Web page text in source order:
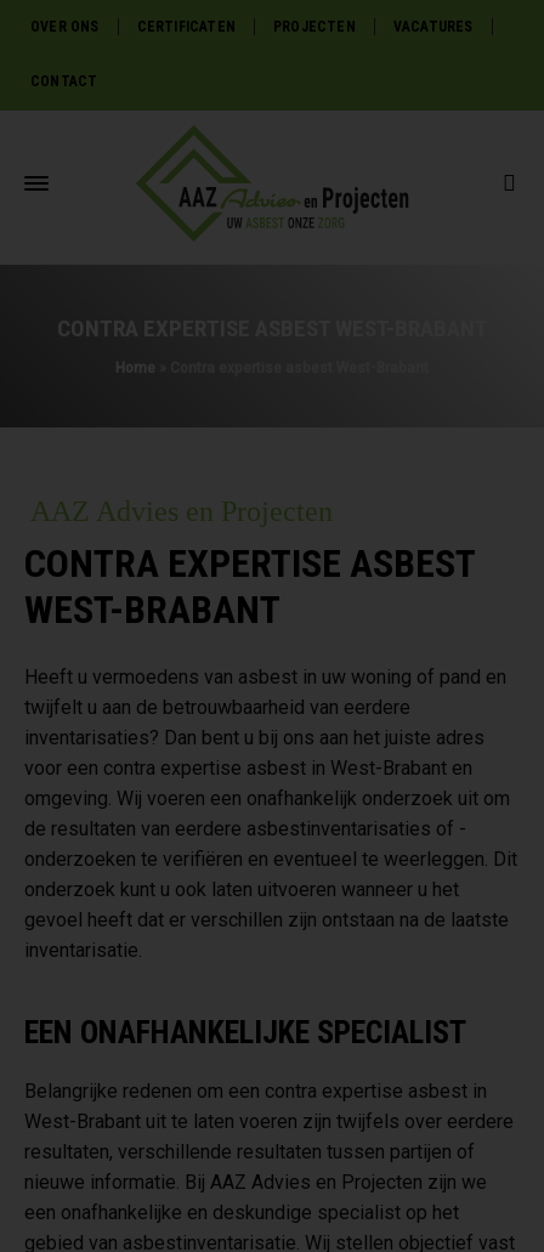
OVER ONS CERTIFICATEN PROJECTEN VACATURES
CONTACT
CONTRA EXPERTISE ASBEST WEST-BRABANT
Home
AAZ Advies en Projecten
CONTRA EXPERTISE ASBEST
WEST-BRABANT
Heeft u vermoedens van asbest in uw woning of pand en
twijfelt u aan de betrouwbaarheid van eerdere
inventarisaties? Dan bent u bij ons aan het juiste adres
voor een contra expertise asbest in West-Brabant en
omgeving. Wij voeren een onafhankelijk onderzoek uit om
de resultaten van eerdere asbestinventarisaties of -
onderzoeken te verifiëren en eventueel te weerleggen. Dit
onderzoek kunt u ook laten uitvoeren wanneer u het
gevoel heeft dat er verschillen zijn ontstaan na de laatste
inventarisatie.
EEN ONAFHANKELIJKE SPECIALIST
Belangrijke redenen om een contra expertise asbest in
West-Brabant uit te laten voeren zijn twijfels over eerdere
resultaten, verschillende resultaten tussen partijen of
nieuwe informatie. Bij AAZ Advies en Projecten zijn we
een onafhankelijke en deskundige specialist op het
gebied van asbestinventarisatie. Wij stellen objectief vast